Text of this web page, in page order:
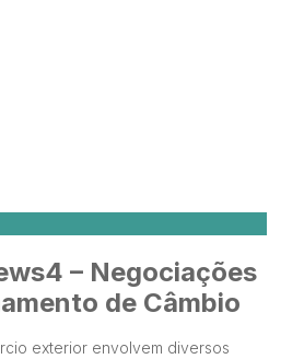
– Negociações
de Câmbio
exterior envolvem diversos